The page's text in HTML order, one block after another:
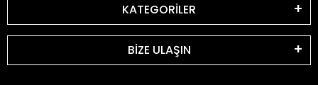
KATEGORİLER
BİZE ULAŞIN